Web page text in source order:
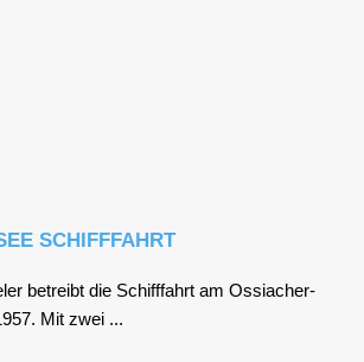
SCHIFFFAHRT
betreibt die Schiff­fahrt am Ossia­cher­
Mit zwei ...